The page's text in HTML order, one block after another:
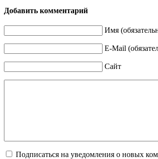
Добавить комментарий
Имя
E-Mail
Сайт
Подписаться на уведомления о новых